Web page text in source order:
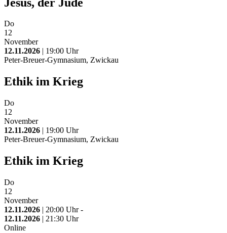
Do
12
November
12.11.2026 | 19:00 Uhr
Peter-Breuer-Gymnasium, Zwickau
Ethik im Krieg
Do
12
November
12.11.2026 | 19:00 Uhr
Peter-Breuer-Gymnasium, Zwickau
Ethik im Krieg
Do
12
November
12.11.2026 | 20:00 Uhr -
12.11.2026 | 21:30 Uhr
Online